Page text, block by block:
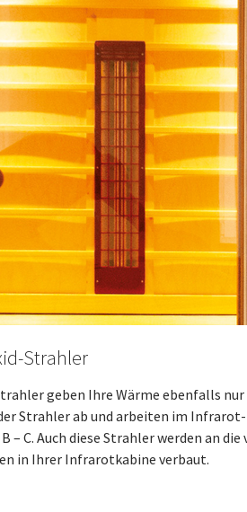
Strahler
geben Ihre Wärme ebenfalls
Strahler ab und arbeiten im Infrarot-
– C. Auch diese Strahler werden an die
in Ihrer Infrarotkabine verbaut.